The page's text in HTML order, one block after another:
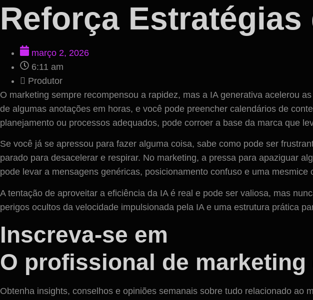
Reforça
março 2, 2026
6:11 am
Produtor
O marketing sempre recompensou a rapidez, mas a IA generativa acelerou
de algumas anotações em horas, e você pode preencher calendários de
planejamento ou processos adequados, pode corroer a base da marca que
Se você já se apressou para fazer alguma coisa, sabe como pode ser
parado para desacelerar e respirar. No marketing, a pressa para apaziguar
pode levar a mensagens genéricas, posicionamento confuso e uma
A tentação de aproveitar a eficiência da IA ​​é real e pode ser valiosa, mas
perigos ocultos da velocidade impulsionada pela IA e uma estrutura prática
Inscreva-se em
O profissional de
Obtenha insights, conselhos e opiniões semanais sobre tudo relacionado ao